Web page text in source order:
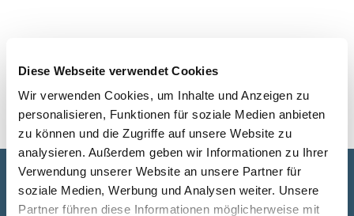
Diese Webseite verwendet Cookies
Wir verwenden Cookies, um Inhalte und Anzeigen zu
personalisieren, Funktionen für soziale Medien anbieten
zu können und die Zugriffe auf unsere Website zu
analysieren. Außerdem geben wir Informationen zu Ihrer
Verwendung unserer Website an unsere Partner für
soziale Medien, Werbung und Analysen weiter. Unsere
Partner führen diese Informationen möglicherweise mit
Gemeinsam Räume fürs Leben